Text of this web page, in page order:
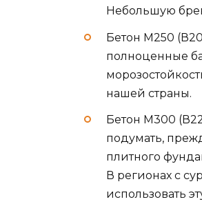
Небольшую
Бетон М250
полноценные
нашей страны.
Бетон М300
подумать,
плитного
В регионах с
использовать